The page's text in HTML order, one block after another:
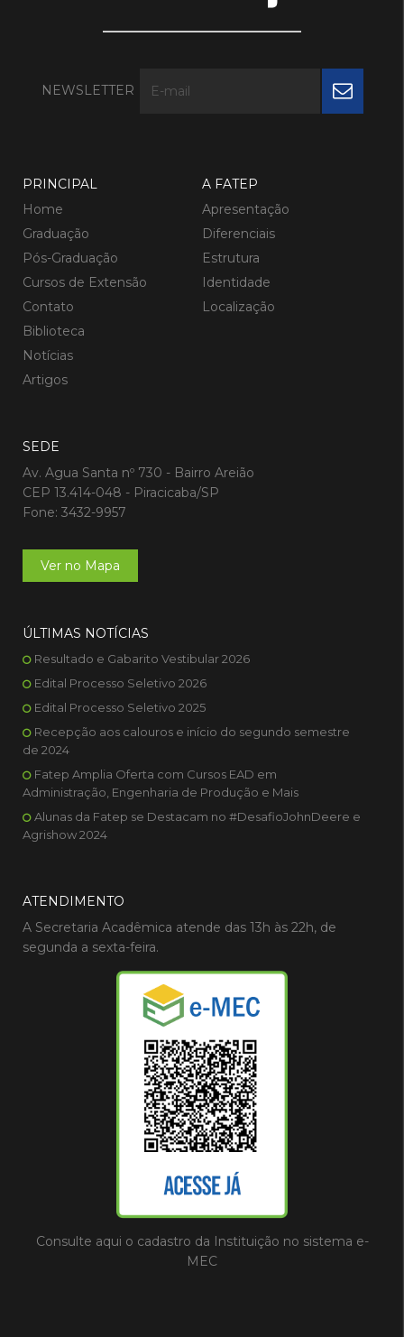
NEWSLETTER
PRINCIPAL
Home
Graduação
Pós-Graduação
Cursos de Extensão
Contato
Biblioteca
Notícias
Artigos
A FATEP
Apresentação
Diferenciais
Estrutura
Identidade
Localização
SEDE
Av. Agua Santa nº 730 - Bairro Areião
CEP 13.414-048 - Piracicaba/SP
Fone: 3432-9957
Ver no Mapa
ÚLTIMAS NOTÍCIAS
Resultado e Gabarito Vestibular 2026
Edital Processo Seletivo 2026
Edital Processo Seletivo 2025
Recepção aos calouros e início do segundo semestre
de 2024
Fatep Amplia Oferta com Cursos EAD em
Administração, Engenharia de Produção e Mais
Alunas da Fatep se Destacam no #DesafioJohnDeere e
Agrishow 2024
ATENDIMENTO
A Secretaria Acadêmica atende das 13h às 22h, de
segunda a sexta-feira.
Consulte aqui o cadastro da Instituição no sistema e-
MEC